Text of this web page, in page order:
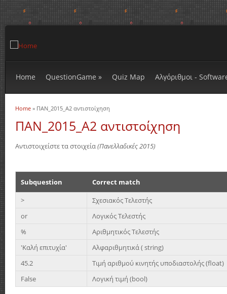
Home QuestionGame » Quiz Map Αλγόριθμοι -
You are here
Home » ΠΑΝ_2015_Α2 αντιστοίχηση
ΠΑΝ_2015_Α2 αντιστοίχηση
Αντιστοιχείστε τα στοιχεία (Πανελλαδικές 2015)
Subquestion
Correct match
>
Σχεσιακός Τελεστής
or
Λογικός Τελεστής
%
Αριθμητικός Τελεστής
'Καλή επιτυχία'
Αλφαριθμητικά ( string)
45.2
Τιμή αριθμού κινητής υποδιαστολής (float)
False
Λογική τιμή (bool)